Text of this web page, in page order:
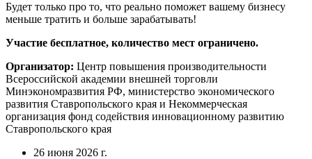
Будет только про то, что реально поможет вашему бизнесу
меньше тратить и больше зарабатывать!
Участие бесплатное, количество мест ограничено.
Организатор: Центр повышения производительности
Всероссийской академии внешней торговли
Минэкономразвития РФ, министерство экономического
развития Ставропольского края и Некоммерческая
организация фонд содействия инновационному развитию
Ставропольского края
26 июня 2026 г.